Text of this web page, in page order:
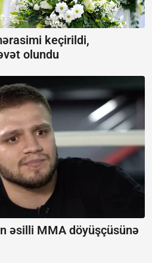
keçirildi,
olundu
əsilli MMA döyüşçüsünə